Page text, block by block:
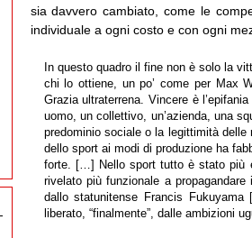
sia davvero cambiato, come le
individuale a ogni costo e con ogni
In questo quadro il fine non è solo la
chi lo ottiene, un po’ come per Max
Grazia ultraterrena. Vincere è
uomo, un collettivo, un’azienda, una
predominio sociale o la legittimità
dello sport ai modi di produzione ha
forte. […] Nello sport tutto è stato più
rivelato più funzionale a
dallo statunitense Francis
liberato, “finalmente”, dalle ambizioni